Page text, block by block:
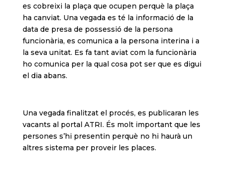
es cobreixi la plaça que ocupen perquè la plaça
ha canviat. Una vegada es té la informació de la
data de presa de possessió de la persona
funcionària, es comunica a la persona interina i a
la seva unitat. Es fa tant aviat com la funcionària
ho comunica per la qual cosa pot ser que es digui
el dia abans.
Una vegada finalitzat el procés, es publicaran les
vacants al portal ATRI. És molt important que les
persones s’hi presentin perquè no hi haurà un
altres sistema per proveir les places.